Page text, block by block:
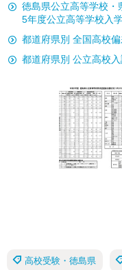
徳島県公立高等学校・
5年度公立高等学校入
都道府県別 全国高校
都道府県別 公立高校入
高校受験・徳島県